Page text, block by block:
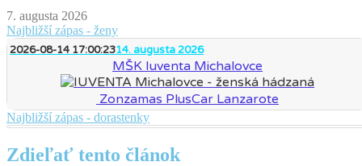
7. augusta 2026
Najbližší zápas - ženy
2026-08-14 17:00:2314. augusta 2026
MŠK Iuventa Michalovce
Zonzamas PlusCar Lanzarote
Najbližší zápas - dorastenky
Zdieľať tento článok